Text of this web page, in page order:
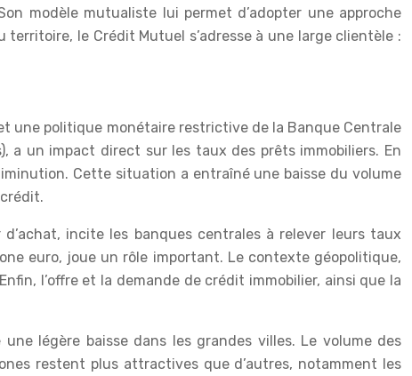
modèle mutualiste lui permet d’adopter une approche
le Crédit Mutuel s’adresse à une large clientèle :
une politique monétaire restrictive de la Banque Centrale
a un impact direct sur les taux des prêts immobiliers. En
Cette situation a entraîné une baisse du volume
incite les banques centrales à relever leurs taux
euro, joue un rôle important. Le contexte géopolitique,
l’offre et la demande de crédit immobilier, ainsi que la
légère baisse dans les grandes villes. Le volume des
restent plus attractives que d’autres, notamment les